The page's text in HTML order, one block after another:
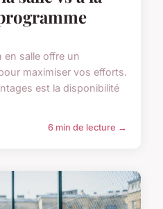
en salle offre un
maximiser vos efforts.
est la disponibilité
6 min de lecture →